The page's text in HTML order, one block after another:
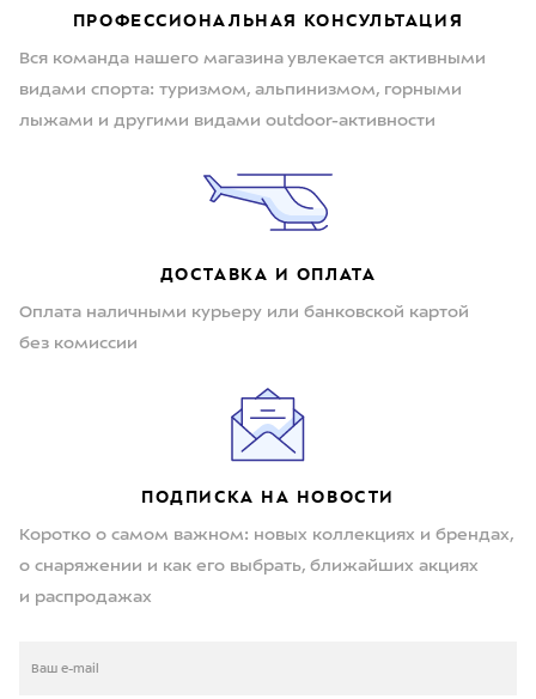
ПРОФЕССИОНАЛЬНАЯ КОНСУЛЬТАЦИЯ
Вся команда нашего магазина увлекается активными
видами спорта: туризмом, альпинизмом, горными
лыжами и другими видами outdoor-активности
ДОСТАВКА И ОПЛАТА
Оплата наличными курьеру или банковской картой
без комиссии
ПОДПИСКА НА НОВОСТИ
Коротко о самом важном: новых коллекциях и брендах,
о снаряжении и как его выбрать, ближайших акциях
и распродажах